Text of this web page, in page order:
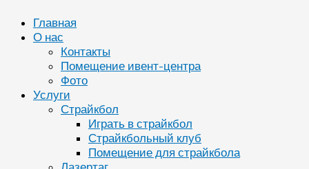
Главная
О нас
Контакты
Помещение ивент-центра
Фото
Услуги
Страйкбол
Играть в страйкбол
Страйкбольный клуб
Помещение для страйкбола